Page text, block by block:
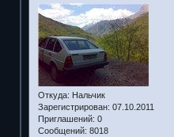
Откуда: Нальчик
Зарегистрирован: 07.10.2011
Приглашений: 0
Сообщений: 8018